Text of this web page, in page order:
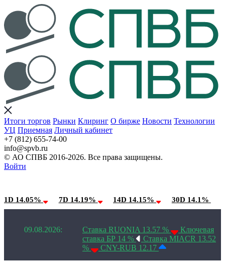
Итоги торгов Рынки Клиринг О бирже Новости Технологии
УЦ Приемная Личный кабинет
+7 (812) 655-74-00
info@spvb.ru
© АО СПВБ 2016-2026. Все права защищены.
Войти
1D 14.05% 7D 14.19% 14D 14.15% 30D 14.1%
09.08.2026: Ставка RUONIA 13.57 %
Ключевая
ставка БР 14 %
Ставка MIACR 13.52
%
CNY-RUB 12.17